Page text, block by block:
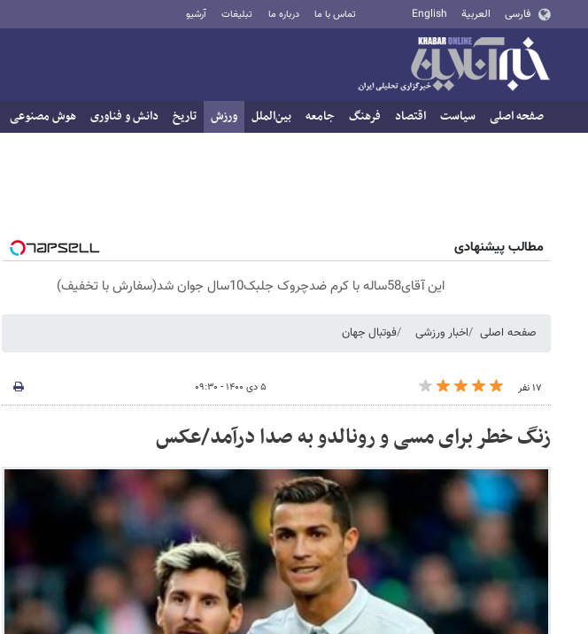
فارسی العربية English تماس با ما درباره ما تبلیغات آرشیو
صفحه اصلی سیاست اقتصاد فرهنگ جامعه بین‌الملل ورزش تاریخ دانش و فناوری هوش مصنوعی
مطالب پیشنهادی
این آقای58ساله با کرم ضدچروک جلبک10سال جوان شد(سفارش با تخفیف)
صفحه اصلی اخبار ورزشی فوتبال جهان
۱۷ نفر ۵ دی ۱۴۰۰ - ۰۹:۳۰
زنگ خطر برای مسی و رونالدو به صدا درآمد/عکس